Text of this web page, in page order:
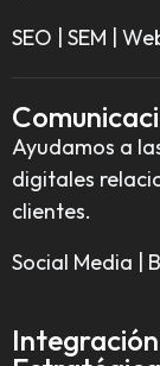
SEO | SEM |
Ayudamos a
digitales
clientes.
Social Media |
Integración